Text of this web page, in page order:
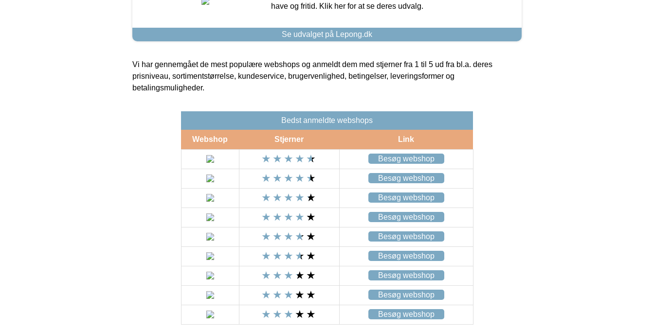
have og fritid. Klik her for at se deres udvalg.
Se udvalget på Lepong.dk
Vi har gennemgået de mest populære webshops og anmeldt dem med stjerner fra 1 til 5 ud fra bl.a. deres
prisniveau, sortimentstørrelse, kundeservice, brugervenlighed, betingelser, leveringsformer og
betalingsmuligheder.
Bedst anmeldte webshops
Webshop Stjerner Link
Besøg webshop
Besøg webshop
Besøg webshop
Besøg webshop
Besøg webshop
Besøg webshop
Besøg webshop
Besøg webshop
Besøg webshop